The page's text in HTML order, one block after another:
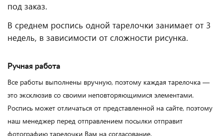
под заказ.
В среднем роспись одной тарелочки занимает от 3
недель, в зависимости от сложности рисунка.
Ручная работа
Все работы выполнены вручную, поэтому каждая тарелочка —
это эксклюзив со своими неповторяющимися элементами.
Роспись может отличаться от представленной на сайте, поэтому
наш менеджер перед отправлением посылки отправит
фотографию тарелочки Вам на согласование.